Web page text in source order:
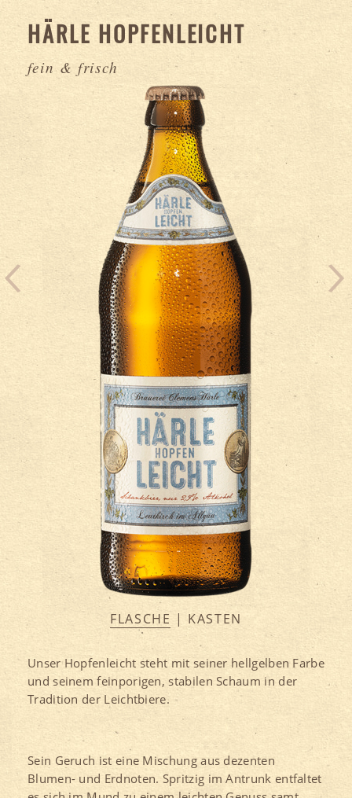
HÄRLE HOPFENLEICHT
fein & frisch
Unser Hopfenleicht steht mit seiner hellgelben Farbe
und seinem feinporigen, stabilen Schaum in der
Tradition der Leichtbiere.
Sein Geruch ist eine Mischung aus dezenten
Blumen- und Erdnoten. Spritzig im Antrunk entfaltet
KASTENINHALT:
20
Flaschen
FLASCHE KASTEN